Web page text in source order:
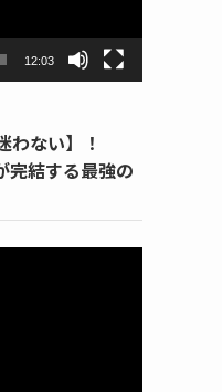
12:03
わない】！
完結する最強の